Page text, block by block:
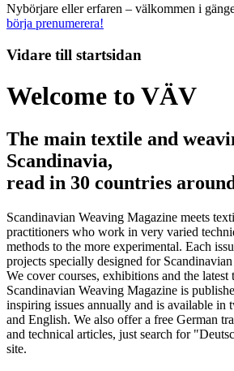
Nybörjare eller erfaren – välkommen i
börja prenumerera!
Vidare till startsidan
Welcome to VÄV
The main textile and
Scandinavia,
read in 30 countries
Scandinavian Weaving Magazine meets
practitioners who work in very varied
methods to the more experimental. Each
projects specially designed for
We cover courses, exhibitions and the latest
Scandinavian Weaving Magazine is
inspiring issues annually and is available in
and English. We also offer a free German
and technical articles, just search for
site.